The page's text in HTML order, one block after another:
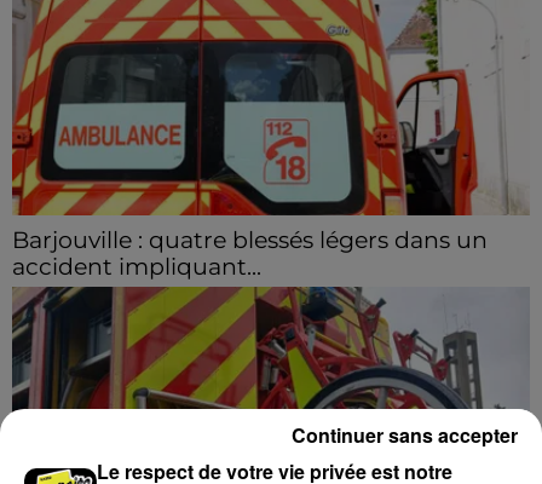
Barjouville : quatre blessés légers dans un
accident impliquant...
La circulation a été fortement perturbée ce samedi
après-midi sur la D910 à hauteur de Barjouville à la
suite d'une collision entre trois véhicules. Quatre...
Le respect de votre vie privée est notre
Continuer sans accepter